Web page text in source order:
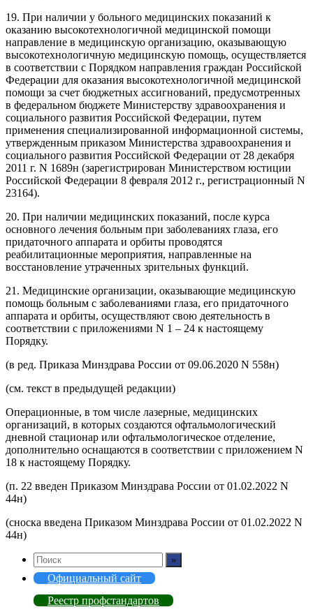
19. При наличии у больного медицинских показаний к
оказанию высокотехнологичной медицинской помощи
направление в медицинскую организацию, оказывающую
высокотехнологичную медицинскую помощь, осуществляется
в соответствии с Порядком направления граждан Российской
Федерации для оказания высокотехнологичной медицинской
помощи за счет бюджетных ассигнований, предусмотренных
в федеральном бюджете Министерству здравоохранения и
социального развития Российской Федерации, путем
применения специализированной информационной системы,
утвержденным приказом Министерства здравоохранения и
социального развития Российской Федерации от 28 декабря
2011 г. N 1689н (зарегистрирован Министерством юстиции
Российской Федерации 8 февраля 2012 г., регистрационный N
23164).
20. При наличии медицинских показаний, после курса
основного лечения больным при заболеваниях глаза, его
придаточного аппарата и орбиты проводятся
реабилитационные мероприятия, направленные на
восстановление утраченных зрительных функций.
21. Медицинские организации, оказывающие медицинскую
помощь больным с заболеваниями глаза, его придаточного
аппарата и орбиты, осуществляют свою деятельность в
соответствии с приложениями N 1 – 24 к настоящему
Порядку.
(в ред. Приказа Минздрава России от 09.06.2020 N 558н)
(см. текст в предыдущей редакции)
Операционные, в том числе лазерные, медицинских
организаций, в которых создаются офтальмологический
дневной стационар или офтальмологическое отделение,
дополнительно оснащаются в соответствии с приложением N
18 к настоящему Порядку.
(п. 22 введен Приказом Минздрава России от 01.02.2022 N
44н)
(сноска введена Приказом Минздрава России от 01.02.2022 N
44н)
Официальный сайт
Реестр профстандартов